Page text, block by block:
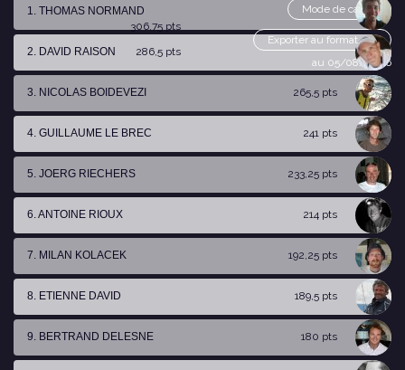
Mode de calcul
Exporter au format csv
au 05/08/2026
1. THOMAS NORMAND
306,75 pts
2. DAVID RAISON
286,5 pts
3. NICOLAS BOIDEVEZI 265,5 pts
4. GUILLAUME LE BREC 241 pts
5. JOERG RIECHERS 233,25 pts
6. ANTOINE RIOUX 214 pts
7. MILAN KOLACEK 192,25 pts
8. ETIENNE DAVID 189,5 pts
9. BERTRAND DELESNE 180 pts